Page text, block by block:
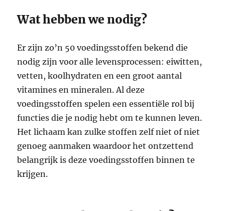
Wat hebben we nodig?
Er zijn zo’n 50 voedingsstoffen bekend die
nodig zijn voor alle levensprocessen: eiwitten,
vetten, koolhydraten en een groot aantal
vitamines en mineralen. Al deze
voedingsstoffen spelen een essentiële rol bij
functies die je nodig hebt om te kunnen leven.
Het lichaam kan zulke stoffen zelf niet of niet
genoeg aanmaken waardoor het ontzettend
belangrijk is deze voedingsstoffen binnen te
krijgen.